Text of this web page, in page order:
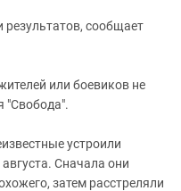
результатов, сообщает
или боевиков не
"Свобода".
устроили
Сначала они
затем расстреляли